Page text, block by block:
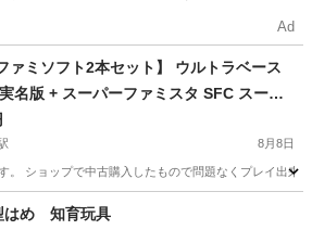
Ad
ァミソフト2本セット】 ウルトラベース
名版 + スーパーファミスタ SFC スーパ
コン ソフトのみ
8月8日
。 ショップで中古購入したもので問題なくプレイ出
屋駅 テレビゲーム
はめ 知育玩具